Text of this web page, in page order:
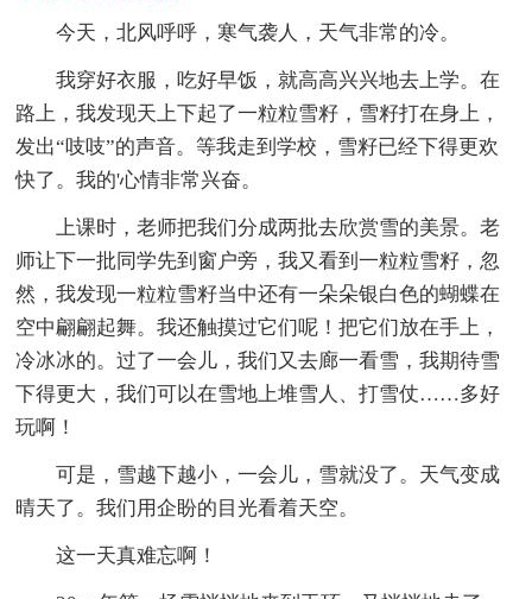
今天，北风呼呼，寒气袭人，天气非常的冷。
我穿好衣服，吃好早饭，就高高兴兴地去上学。在
路上，我发现天上下起了一粒粒雪籽，雪籽打在身上，
发出“吱吱”的声音。等我走到学校，雪籽已经下得更欢
快了。我的'心情非常兴奋。
上课时，老师把我们分成两批去欣赏雪的美景。老
师让下一批同学先到窗户旁，我又看到一粒粒雪籽，忽
然，我发现一粒粒雪籽当中还有一朵朵银白色的蝴蝶在
空中翩翩起舞。我还触摸过它们呢！把它们放在手上，
冷冰冰的。过了一会儿，我们又去廊一看雪，我期待雪
下得更大，我们可以在雪地上堆雪人、打雪仗……多好
玩啊！
可是，雪越下越小，一会儿，雪就没了。天气变成
晴天了。我们用企盼的目光看着天空。
这一天真难忘啊！